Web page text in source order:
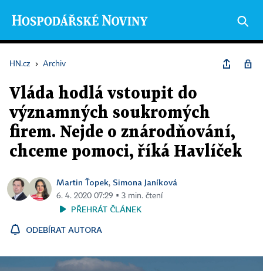
HN.cz › Archiv
Vláda hodlá vstoupit do
významných soukromých
firem. Nejde o znárodňování,
chceme pomoci, říká Havlíček
Martin Ťopek, Simona Janíková
6. 4. 2020 07:29 ▪ 3 min. čtení
PŘEHRÁT ČLÁNEK
ODEBÍRAT AUTORA